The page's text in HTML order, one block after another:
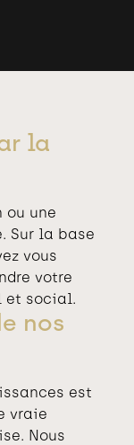
la
ou une
Sur la base
vous
votre
et social.
nos
est
vraie
Nous